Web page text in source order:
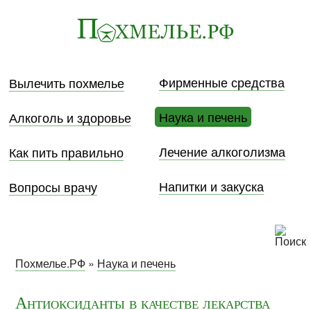
Вылечить похмелье
Фирменные средства
Алкоголь и здоровье
Наука и печень
Как пить правильно
Лечение алкоголизма
Вопросы врачу
Напитки и закуска
Похмелье.РФ » Наука и печень
Антиоксиданты в качестве лекарства